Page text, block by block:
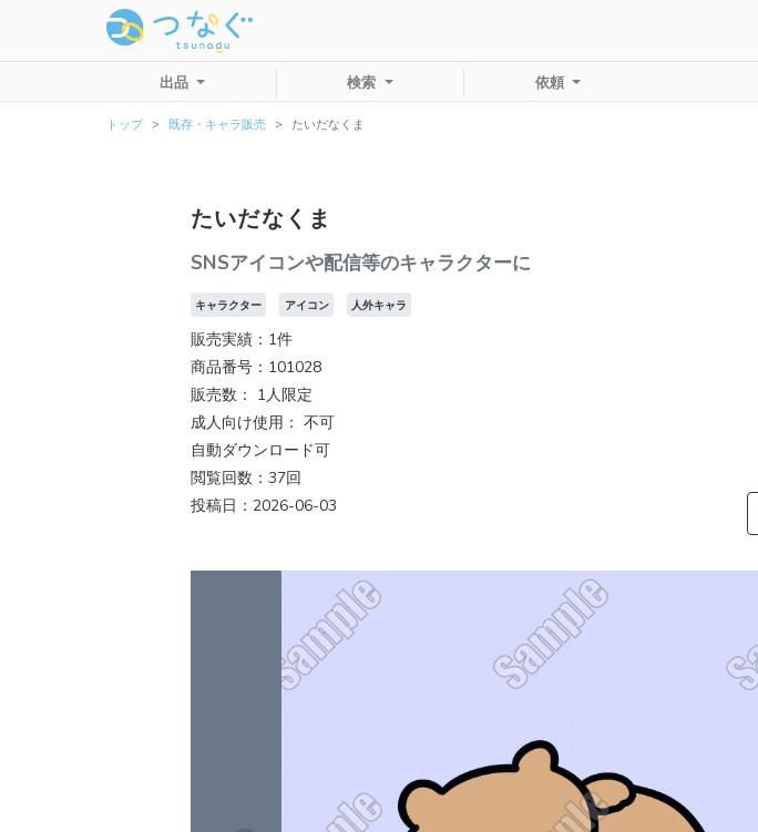
出品 検索 依頼
トップ 既存・キャラ販売 たいだなくま
たいだなくま
SNSアイコンや配信等のキャラクターに
キャラクター アイコン 人外キャラ
販売実績：1件
商品番号：101028
販売数： 1人限定
成人向け使用： 不可
自動ダウンロード可
閲覧回数：37回
投稿日：2026-06-03